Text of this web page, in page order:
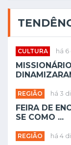
CULTURA há 6
REGIÃO há 3
FEIRA DE
SE COMO ...
REGIÃO há 4